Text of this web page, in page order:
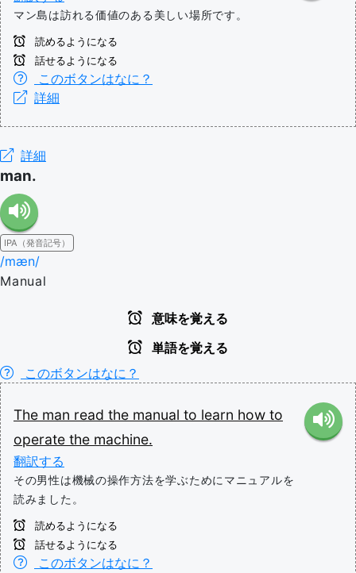
マン島は訪れる価値のある美しい場所です。
読めるようになる
話せるようになる
このボタンはなに？
詳細
詳細
man.
IPA（発音記号）
/mæn/
Manual
意味を覚える
単語を覚える
このボタンはなに？
The man read the manual to learn how to
operate the machine.
翻訳する
その男性は機械の操作方法を学ぶためにマニュアルを
読みました。
読めるようになる
話せるようになる
このボタンはなに？